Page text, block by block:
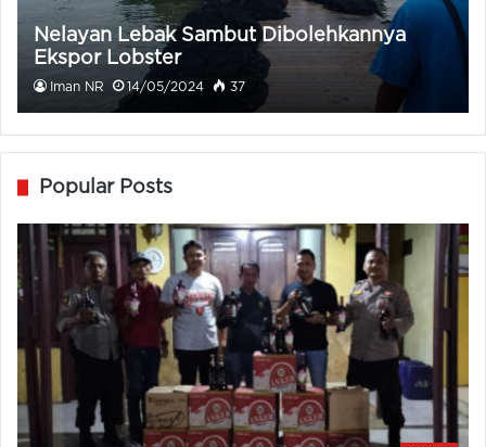
Nelayan Lebak Sambut Dibolehkannya
Ekspor Lobster
Iman NR 14/05/2024 37
Popular Posts